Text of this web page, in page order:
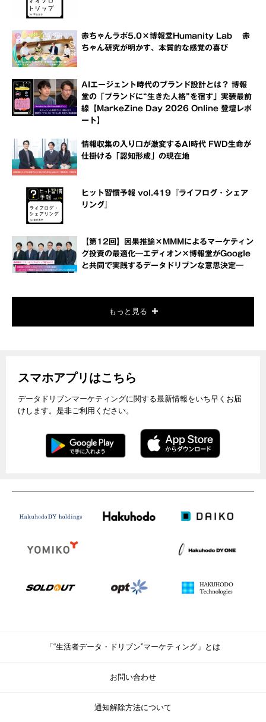
赤ちゃんラボ5.0×博報堂Humanity Lab 赤
ちゃん研究が明かす、本質的な感覚の喜び
AIエージェント時代のブランド設計とは？ 博報
堂の「ブランドに“生きた人格”を宿す」実装最前
線【MarkeZine Day 2026 Online 登壇レポ
ート】
情報収集の入り口が激変するAI時代 FWD生命が
仕掛ける「認知形成」の現在地
ヒット習慣予報 vol.419『ライフログ・シェア
リング』
【第12回】因果推論×MMMによるマーケティン
グ投資の最適化―エディオン×博報堂がGoogle
と共同で実践するデータドリブンな意思決定―
もっと見る
スマホアプリはこちら
データドリブンマーケティングに関する最新情報をいち早くお届
けします。是非ご利用ください。
「“生活者データ・ドリブン”マーケティング」とは
お問い合わせ
通知解除方法について